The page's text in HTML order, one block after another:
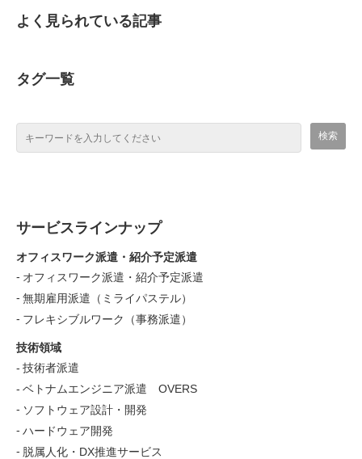
よく見られている記事
タグ一覧
サービスラインナップ
オフィスワーク派遣・紹介予定派遣
オフィスワーク派遣・紹介予定派遣
無期雇用派遣（ミライパステル）
フレキシブルワーク（事務派遣）
技術領域
技術者派遣
ベトナムエンジニア派遣 OVERS
ソフトウェア設計・開発
ハードウェア開発
脱属人化・DX推進サービス